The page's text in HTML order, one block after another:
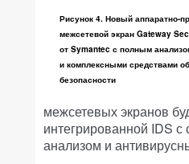
Рисунок 4. Новый аппаратно-
межсетевой экран Gateway
от Symantec с полным
и комплексными средствами
безопасности
межсетевых экранов
интегрированной IDS с
анализом и